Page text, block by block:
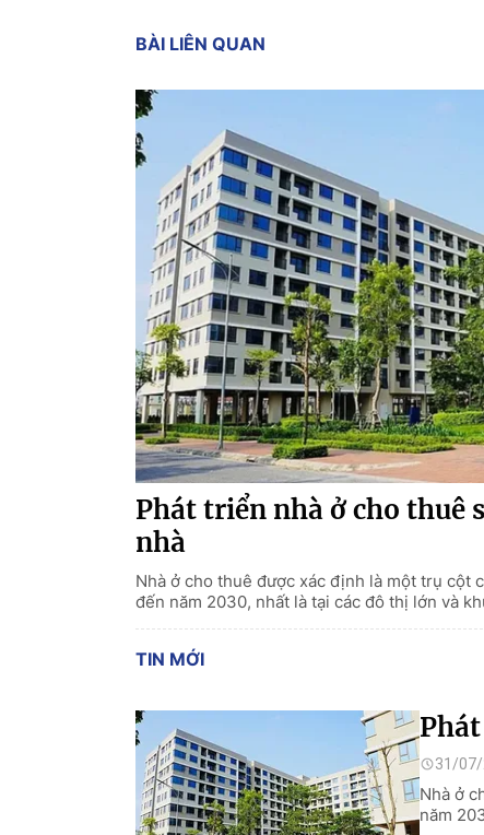
BÀI LIÊN QUAN
Phát triển nhà ở cho thuê
nhà
Nhà ở cho thuê được xác định là một trụ cột
đến năm 2030, nhất là tại các đô thị lớn và
TIN MỚI
31/
Nhà ở
năm